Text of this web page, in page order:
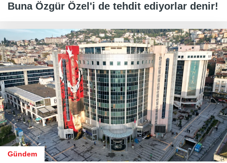
Buna Özgür Özel'i de tehdit ediyorlar denir!
Gündem